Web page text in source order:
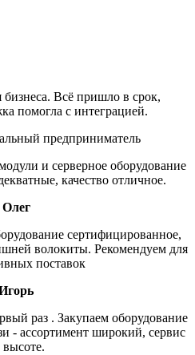
Всё пришло в срок,
помогла с интеграцией.
предприниматель
и серверное оборудование
качество отличное.
Олег
сертифицированное,
волокиты. Рекомендуем для
поставок
раз . Закупаем оборудование
- ассортимент широкий, сервис
высоте.